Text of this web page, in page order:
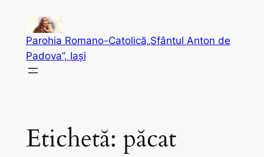
conținutParohia Romano-Catolică„Sfântul Anton de
Padova”, Iași
Etichetă: păcat